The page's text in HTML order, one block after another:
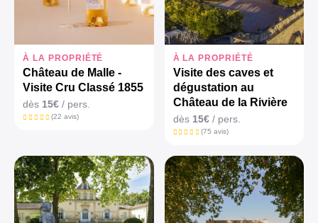
À LA PROPRIÉTÉ
Château de Malle -
Visite Cru Classé 1855
dès 15€ / pers.
(22 avis)
À LA PROPRIÉTÉ
Visite des caves et
dégustation au
Château de la Rivière
dès 15€/ pers.
(75 avis)